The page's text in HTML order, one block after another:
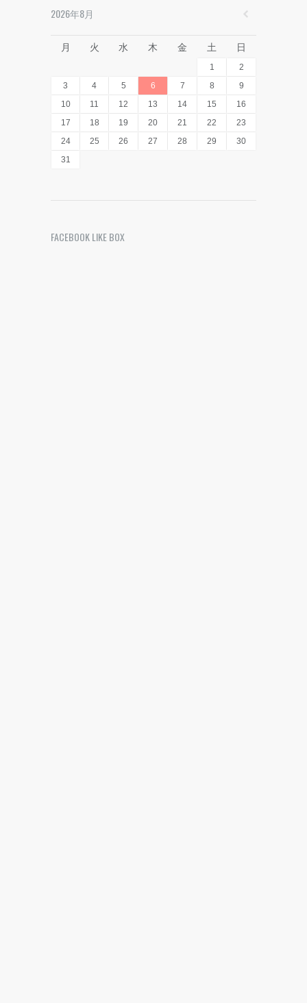
2026年8月
月 火 水 木 金 土 日
1
2
3
4 5 6 7 8
9
10
11 12 13 14 15
16
17
18 19 20 21 22
23
24
25 26 27 28 29
30
31
FACEBOOK LIKE BOX